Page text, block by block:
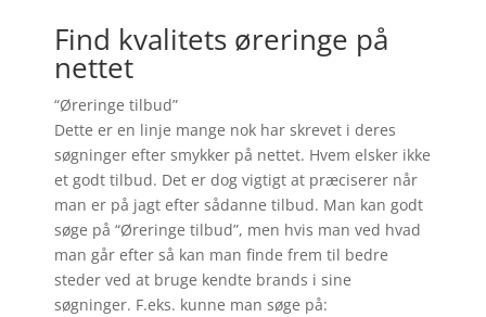
Find kvalitets øreringe på
nettet
“Øreringe tilbud”
Dette er en linje mange nok har skrevet i deres
søgninger efter smykker på nettet. Hvem elsker ikke
et godt tilbud. Det er dog vigtigt at præciserer når
man er på jagt efter sådanne tilbud. Man kan godt
søge på “Øreringe tilbud”, men hvis man ved hvad
man går efter så kan man finde frem til bedre
steder ved at bruge kendte brands i sine
søgninger. F.eks. kunne man søge på: